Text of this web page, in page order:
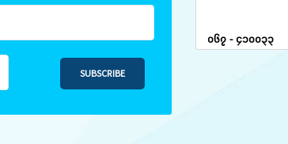
SUBSCRIBE
၀၆၇ - ၄၁၀၀၃၃